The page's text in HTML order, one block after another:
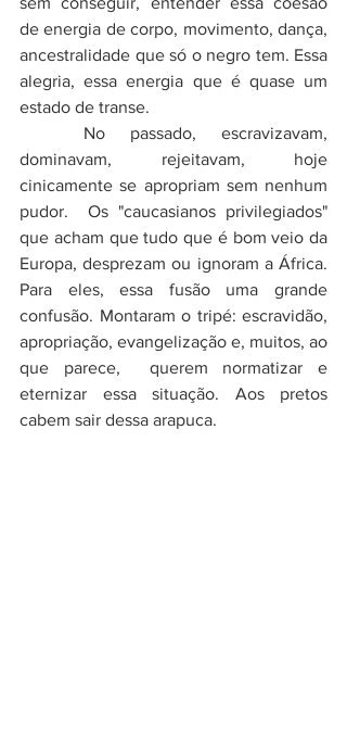
de energia de corpo, movimento, dança,
ancestralidade que só o negro tem. Essa
alegria, essa energia que é quase um
estado de transe.
dominavam, rejeitavam, hoje
cinicamente se apropriam sem nenhum
pudor.  Os "caucasianos privilegiados"
que acham que tudo que é bom veio da
Europa, desprezam ou ignoram a África.
Para eles, essa fusão uma grande
confusão. Montaram o tripé: escravidão,
apropriação, evangelização e, muitos, ao
que parece,  querem normatizar e
eternizar essa situação. Aos pretos
cabem sair dessa arapuca.